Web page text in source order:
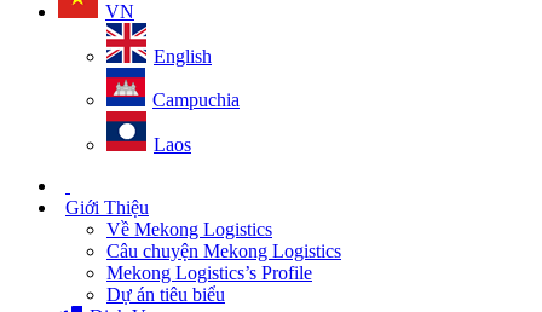
VN
English
Campuchia
Laos
Giới Thiệu
Về Mekong Logistics
Câu chuyện Mekong Logistics
Mekong Logistics’s Profile
Dự án tiêu biểu